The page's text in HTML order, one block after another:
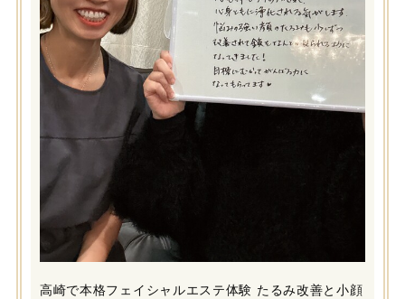
高崎で本格フェイシャルエステ体験 たるみ改善と小顔